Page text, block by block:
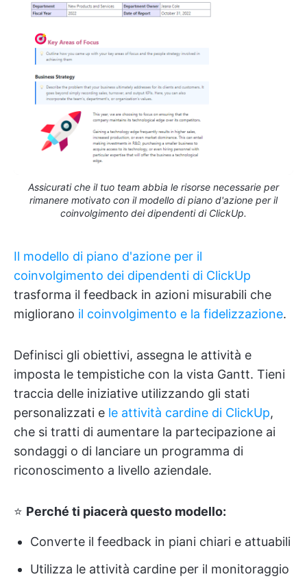
Assicurati che il tuo team abbia le risorse necessarie per
rimanere motivato con il modello di piano d'azione per il
coinvolgimento dei dipendenti di ClickUp.
Il modello di piano d'azione per il
coinvolgimento dei dipendenti di ClickUp
trasforma il feedback in azioni misurabili che
migliorano il coinvolgimento e la fidelizzazione.
Definisci gli obiettivi, assegna le attività e
imposta le tempistiche con la vista Gantt. Tieni
traccia delle iniziative utilizzando gli stati
personalizzati e le attività cardine di ClickUp,
che si tratti di aumentare la partecipazione ai
sondaggi o di lanciare un programma di
riconoscimento a livello aziendale.
⭐ Perché ti piacerà questo modello:
Converte il feedback in piani chiari e attuabili
Utilizza le attività cardine per il monitoraggio